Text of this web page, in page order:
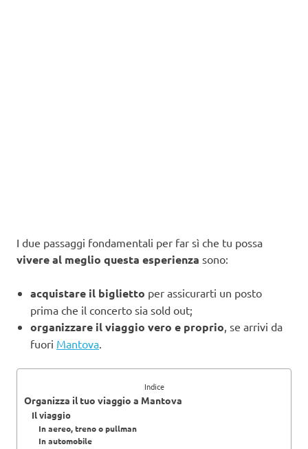
I due passaggi fondamentali per far sì che tu possa
vivere al meglio questa esperienza sono:
acquistare il biglietto per assicurarti un posto
prima che il concerto sia sold out;
organizzare il viaggio vero e proprio , se arrivi da
fuori Mantova
Indice
Organizza il tuo viaggio a Mantova
Il viaggio
In aereo, treno o pullman
In automobile